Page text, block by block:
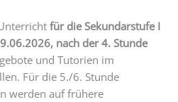
für die Sekundarstufe I
nach der 4. Stunde
und Tutorien im
Für die 5./6. Stunde
werden auf frühere